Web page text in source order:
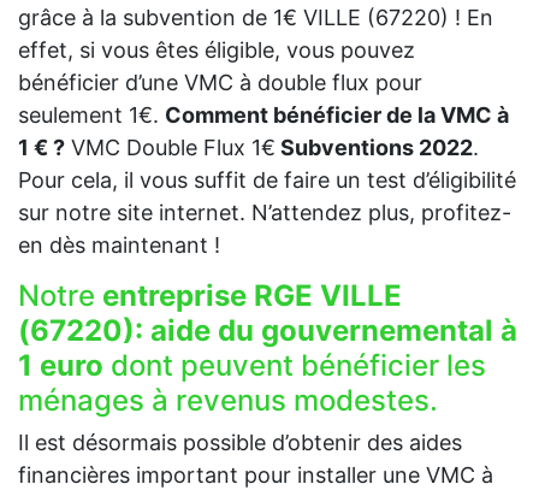
grâce à la subvention de 1€ VILLE (67220) ! En
effet, si vous êtes éligible, vous pouvez
bénéficier d’une VMC à double flux pour
seulement 1€. Comment bénéficier de la VMC à
1 € ? VMC Double Flux 1€ Subventions 2022.
Pour cela, il vous suffit de faire un test d’éligibilité
sur notre site internet. N’attendez plus, profitez-
en dès maintenant !
Notre entreprise RGE VILLE
(67220): aide du gouvernemental à
1 euro dont peuvent bénéficier les
ménages à revenus modestes.
Il est désormais possible d’obtenir des aides
financières important pour installer une VMC à